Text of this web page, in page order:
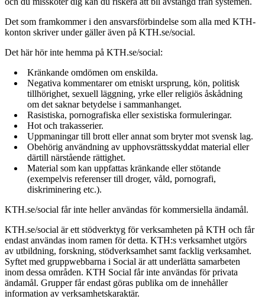
Det som framkommer i den ansvarsförbindelse som alla med KTH-
konton skriver under gäller även på KTH.se/social.
Det här hör inte hemma på KTH.se/social:
Kränkande omdömen om enskilda.
Negativa kommentarer om etniskt ursprung, kön, politisk
tillhörighet, sexuell läggning, yrke eller religiös åskådning
om det saknar betydelse i sammanhanget.
Rasistiska, pornografiska eller sexistiska formuleringar.
Hot och trakasserier.
Uppmaningar till brott eller annat som bryter mot svensk lag.
Obehörig användning av upphovsrättsskyddat material eller
därtill närstående rättighet.
Material som kan uppfattas kränkande eller stötande
(exempelvis referenser till droger, våld, pornografi,
diskriminering etc.).
KTH.se/social får inte heller användas för kommersiella ändamål.
KTH.se/social är ett stödverktyg för verksamheten på KTH och får
endast användas inom ramen för detta. KTH:s verksamhet utgörs
av utbildning, forskning, stödverksamhet samt facklig verksamhet.
Syftet med gruppwebbarna i Social är att underlätta samarbeten
inom dessa områden. KTH Social får inte användas för privata
ändamål. Grupper får endast göras publika om de innehåller
information av verksamhetskaraktär.